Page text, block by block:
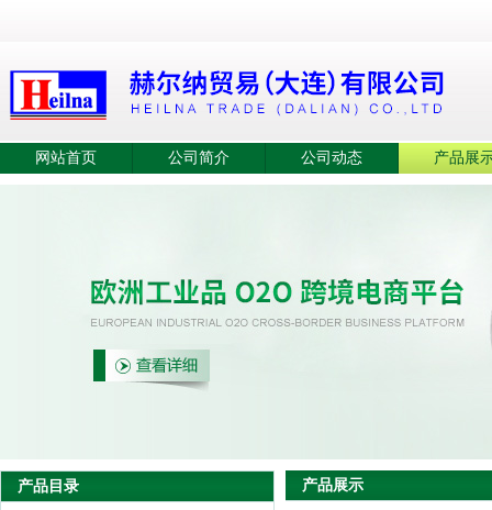
网站首页 公司简介 公司动态 产品展
产品目录 产品展示